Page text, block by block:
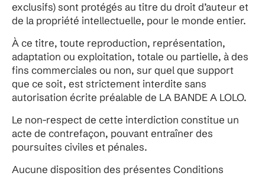
exclusifs) sont protégés au titre du droit d’auteur et
de la propriété intellectuelle, pour le monde entier.
À ce titre, toute reproduction, représentation,
adaptation ou exploitation, totale ou partielle, à des
fins commerciales ou non, sur quel que support
que ce soit, est strictement interdite sans
autorisation écrite préalable de LA BANDE A LOLO.
Le non-respect de cette interdiction constitue un
acte de contrefaçon, pouvant entraîner des
poursuites civiles et pénales.
Aucune disposition des présentes Conditions